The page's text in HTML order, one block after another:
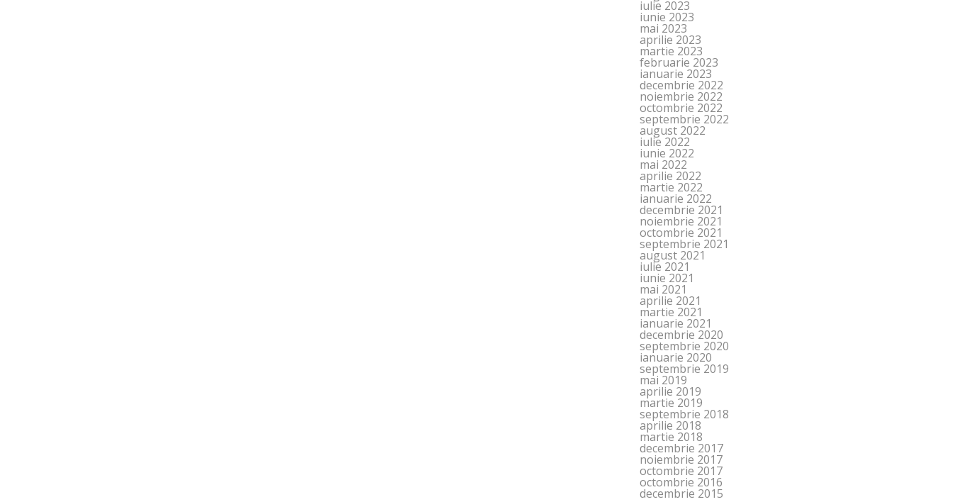
iulie 2023
iunie 2023
mai 2023
aprilie 2023
martie 2023
februarie 2023
ianuarie 2023
decembrie 2022
noiembrie 2022
octombrie 2022
septembrie 2022
august 2022
iulie 2022
iunie 2022
mai 2022
aprilie 2022
martie 2022
ianuarie 2022
decembrie 2021
noiembrie 2021
octombrie 2021
septembrie 2021
august 2021
iulie 2021
iunie 2021
mai 2021
aprilie 2021
martie 2021
ianuarie 2021
decembrie 2020
septembrie 2020
ianuarie 2020
septembrie 2019
mai 2019
aprilie 2019
martie 2019
septembrie 2018
aprilie 2018
martie 2018
decembrie 2017
noiembrie 2017
octombrie 2017
octombrie 2016
decembrie 2015